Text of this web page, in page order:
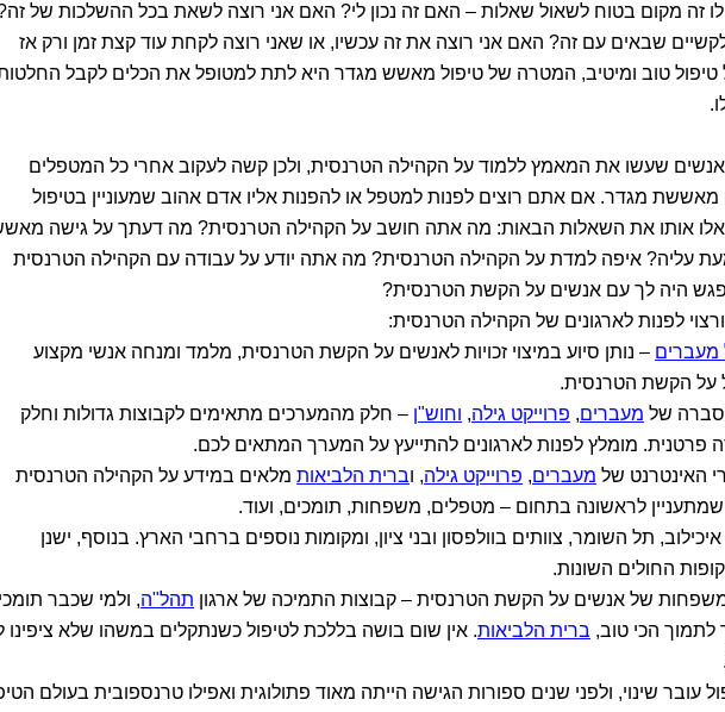
זה מקום בטוח לשאול שאלות – האם זה נכון לי? האם אני רוצה לשאת בכל ההשלכות של
שבאים עם זה? האם אני רוצה את זה עכשיו, או שאני רוצה לקחת עוד קצת זמן ורק אז
טיפול טוב ומיטיב, המטרה של טיפול מאשש מגדר היא לתת למטופל את הכלים לקבל
אנשים שעשו את המאמץ ללמוד על הקהילה הטרנסית, ולכן קשה לעקוב אחרי כל המטפלים
מגדר. אם אתם רוצים לפנות למטפל או להפנות אליו אדם אהוב שמעוניין בטיפול
אותו את השאלות הבאות: מה אתה חושב על הקהילה הטרנסית? מה דעתך על גישה
עליה? איפה למדת על הקהילה הטרנסית? מה אתה יודע על עבודה עם הקהילה הטרנסית
היה לך עם אנשים על הקשת הטרנסית?
לפנות לארגונים של הקהילה הטרנסית:
מעברים – נותן סיוע במיצוי זכויות לאנשים על הקשת הטרנסית, מלמד ומנחה אנשי מקצוע
על הקשת הטרנסית.
של מעברים, פרוייקט גילה, וחוש"ן – חלק מהמערכים מתאימים לקבוצות גדולות וחלק
פרטנית. מומלץ לפנות לארגונים להתייעץ על המערך המתאים לכם.
האינטרנט של מעברים, פרוייקט גילה, וברית הלביאות מלאים במידע על הקהילה הטרנסית
שמתעניין לראשונה בתחום – מטפלים, משפחות, תומכים, ועוד.
תל השומר, צוותים בוולפסון ובני ציון, ומקומות נוספים ברחבי הארץ. בנוסף, ישנן
החולים השונות.
של אנשים על הקשת הטרנסית – קבוצות התמיכה של ארגון תהל"ה, ולמי שכבר
לתמוך הכי טוב, ברית הלביאות. אין שום בושה בללכת לטיפול כשנתקלים במשהו שלא ציפינו
עובר שינוי, ולפני שנים ספורות הגישה הייתה מאוד פתולוגית ואפילו טרנספובית בעולם